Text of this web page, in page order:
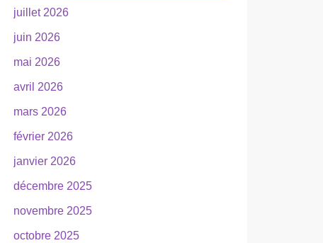
juillet 2026
juin 2026
mai 2026
avril 2026
mars 2026
février 2026
janvier 2026
décembre 2025
novembre 2025
octobre 2025